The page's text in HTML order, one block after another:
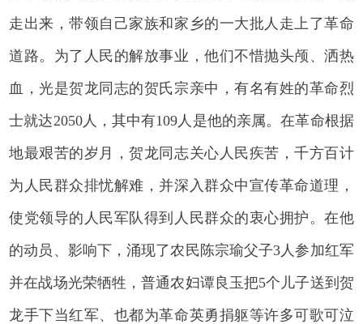
走出来，带领自己家族和家乡的一大批人走上了革命
道路。为了人民的解放事业，他们不惜抛头颅、洒热
血，光是贺龙同志的贺氏宗亲中，有名有姓的革命烈
士就达2050人，其中有109人是他的亲属。在革命根据
地最艰苦的岁月，贺龙同志关心人民疾苦，千方百计
为人民群众排忧解难，并深入群众中宣传革命道理，
使党领导的人民军队得到人民群众的衷心拥护。在他
的动员、影响下，涌现了农民陈宗瑜父子3人参加红军
并在战场光荣牺牲，普通农妇谭良玉把5个儿子送到贺
龙手下当红军、也都为革命英勇捐躯等许多可歌可泣